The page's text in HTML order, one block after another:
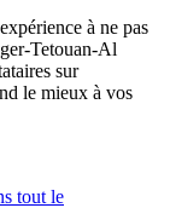
à ne pas
Tetouan-Al
sur
le mieux à vos
tout le